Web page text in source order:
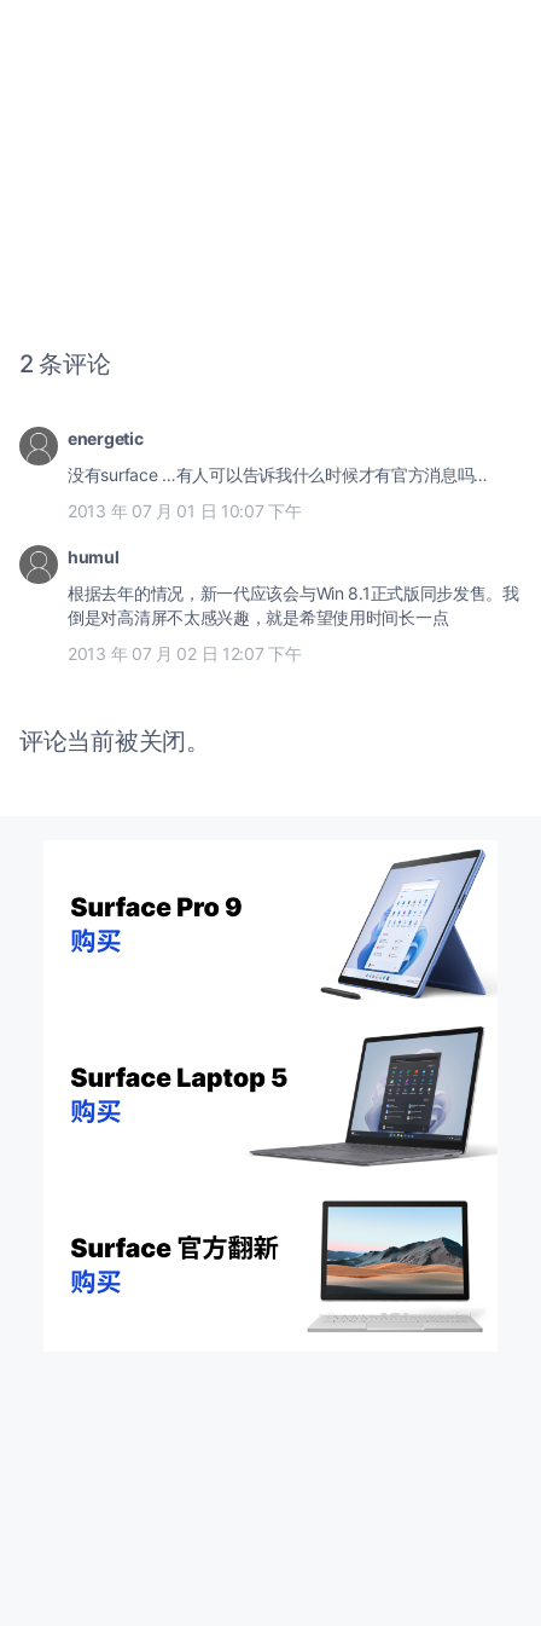
2 条评论
energetic
没有surface …有人可以告诉我什么时候才有官方消息吗…
2013 年 07 月 01 日 10:07 下午
humul
根据去年的情况，新一代应该会与Win 8.1正式版同步发售。我
倒是对高清屏不太感兴趣，就是希望使用时间长一点
2013 年 07 月 02 日 12:07 下午
评论当前被关闭。